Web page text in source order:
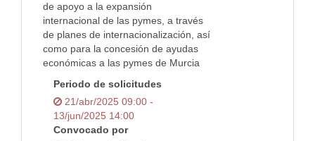
de apoyo a la expansión
internacional de las pymes, a través
de planes de internacionalización, así
como para la concesión de ayudas
económicas a las pymes de Murcia
Periodo de solicitudes
21/abr/2025 09:00 -
13/jun/2025 14:00
Convocado por